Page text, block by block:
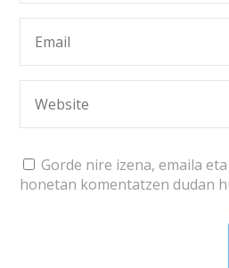
Gorde nire izena, emaila
honetan komentatzen dudan